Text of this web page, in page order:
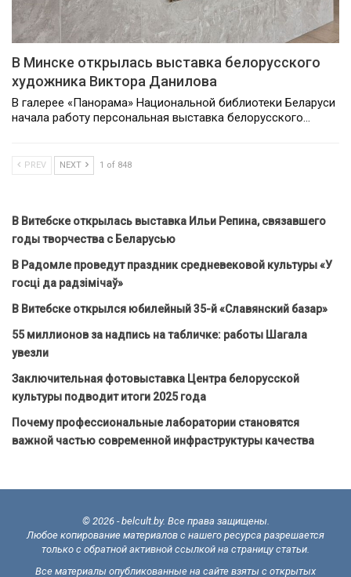
В Минске открылась выставка белорусского
художника Виктора Данилова
В галерее «Панорама» Национальной библиотеки Беларуси
начала работу персональная выставка белорусского…
PREV NEXT 1 of 848
В Витебске открылась выставка Ильи Репина, связавшего
годы творчества с Беларусью
В Радомле проведут праздник средневековой культуры «У
госці да радзімічаў»
В Витебске открылся юбилейный 35-й «Славянский базар»
55 миллионов за надпись на табличке: работы Шагала
увезли
Заключительная фотовыставка Центра белорусской
культуры подводит итоги 2025 года
Почему профессиональные лаборатории становятся
важной частью современной инфраструктуры качества
© 2026 - belcult.by. Все права защищены.
Любое копирование материалов с нашего ресурса разрешается
только с обратной активной ссылкой на страницу статьи.
Все материалы опубликованные на сайте взяты с открытых